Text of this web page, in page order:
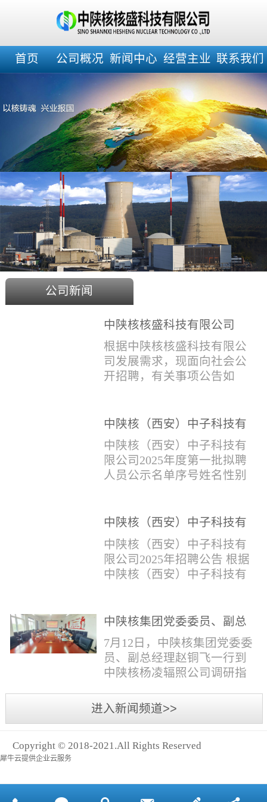
首页 公司概况 新闻中心 经营主业 联系我们
公司新闻
中陕核核盛科技有限公司
2025年度招聘公告
根据中陕核核盛科技有限公
司发展需求，现面向社会公
开招聘，有关事项公告如
会招聘：面向社会招聘，同
等条件下集团内部员工优
先。（2）应届生招聘：国家
计划内统一招收的全日制院
校应届毕业生，重点院校应
登记表》(见附件2）并如实
填写。并将《应聘人员登记
表》和本人学历学位证书和
相关证件扫描件发送至报名
中陕核（西安）中子科技有
限公司2025年度第一批拟聘
人员公示名单
中陕核（西安）中子科技有
限公司2025年度第一批拟聘
人员公示名单序号姓名性别
本科西安石油大学测控技术
月本科西安石油大学通信工
程社招3王小明男1981年11月
本科西安石油大学测控技术
子工程社招5何晔女1979年10
月本科西安财经学院工商管
理社招6张柳怡女1998...
中陕核（西安）中子科技有
限公司2025年招聘公告
中陕核（西安）中子科技有
限公司2025年招聘公告 根据
中陕核（西安）中子科技有
如下：一、招聘岗位及人数
见附件1二、招聘范围（1）
社会招聘：面向社会招聘。
（2）应届生招聘：国家计划
内统一招收的全日制院校应
届毕业生，重点院校应届毕
业生优先；回国一年内取得
国家教育部出具的学历（学
三、招聘流程（一）个人报
中陕核集团党委委员、副总
经理赵铜飞一行到中陕核杨
凌辐照公司调研指导工作
7月12日，中陕核集团党委委
员、副总经理赵铜飞一行到
中陕核杨凌辐照公司调研指
息部部长赵磊，中陕核核盛
公司执行董事张鹏，核盛公
执行董事李奎等陪同调研。
进入新闻频道>>
Copyright © 2018-2021.All Rights Reserved
犀牛云提供企业云服务